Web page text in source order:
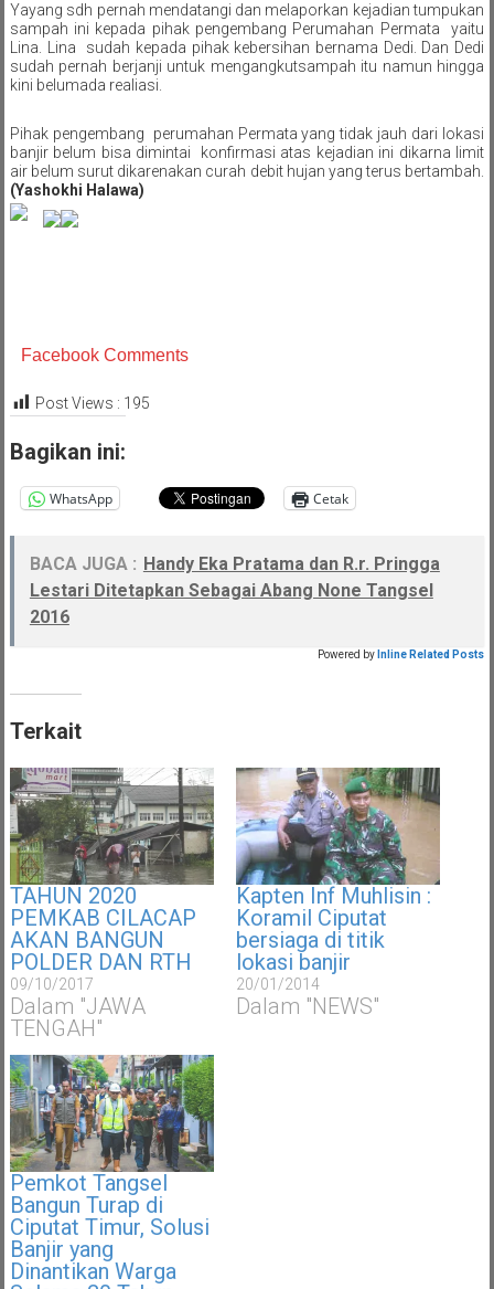
Yayang sdh pernah mendatangi dan melaporkan kejadian tumpukan
sampah ini kepada pihak pengembang Perumahan Permata  yaitu
Lina. Lina  sudah kepada pihak kebersihan bernama Dedi. Dan Dedi
sudah pernah berjanji untuk mengangkutsampah itu namun hingga
kini belumada realiasi.
Pihak pengembang  perumahan Permata yang tidak jauh dari lokasi
banjir belum bisa dimintai  konfirmasi atas kejadian ini dikarna limit
(Yashokhi Halawa)
Facebook Comments
Post Views : 195
Bagikan ini:
WhatsApp Cetak
BACA JUGA : Handy Eka Pratama dan R.r. Pringga
Lestari Ditetapkan Sebagai Abang None Tangsel
2016
Powered by Inline Related Posts
Terkait
TAHUN 2020
PEMKAB CILACAP
AKAN BANGUN
POLDER DAN RTH
09/10/2017
Dalam "JAWA
TENGAH"
Kapten Inf Muhlisin :
Koramil Ciputat
bersiaga di titik
lokasi banjir
20/01/2014
Dalam "NEWS"
Pemkot Tangsel
Bangun Turap di
Ciputat Timur, Solusi
Banjir yang
Dinantikan Warga